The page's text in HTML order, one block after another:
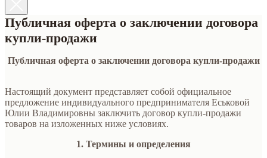
Публичная оферта о заключении договора
купли-продажи
Публичная оферта о заключении договора купли-продажи
Настоящий документ представляет собой официальное
предложение индивидуального предпринимателя Еськовой
Юлии Владимировны заключить договор купли-продажи
товаров на изложенных ниже условиях.
1. Термины и определения